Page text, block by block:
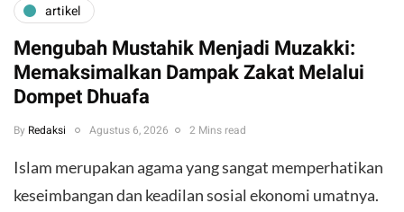
artikel
Mengubah Mustahik Menjadi Muzakki:
Memaksimalkan Dampak Zakat Melalui
Dompet Dhuafa
By Redaksi Agustus 6, 2026 2 Mins read
Islam merupakan agama yang sangat memperhatikan
keseimbangan dan keadilan sosial ekonomi umatnya.